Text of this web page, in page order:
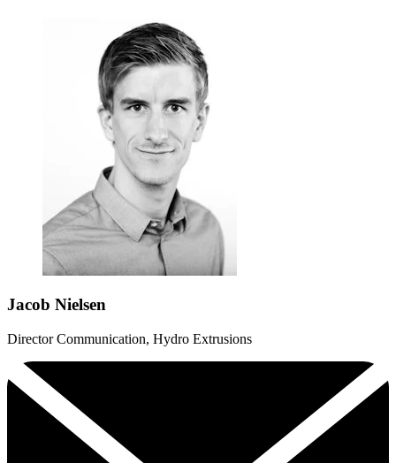
Jacob Nielsen
Director Communication, Hydro Extrusions